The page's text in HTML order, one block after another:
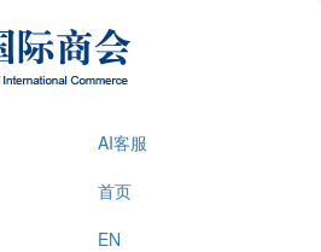
AI客服
首页
EN